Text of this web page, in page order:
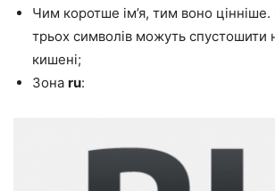
Чим коротше ім’я, тим воно цінніше.
трьох символів можуть спустошити
кишені;
Зона ru: